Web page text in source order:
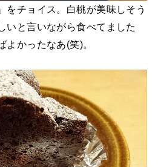
をチョイス。白桃が美味しそう
いと言いながら食べてました
よかったなあ(笑)。